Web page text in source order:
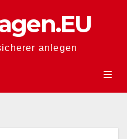
anlegen